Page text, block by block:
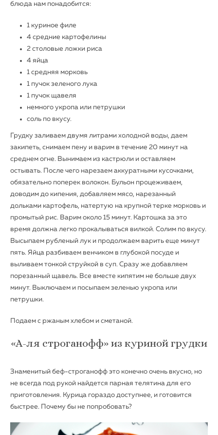
блюда нам понадобится:
1 куриное филе
4 средние картофелины
2 столовые ложки риса
4 яйца
1 средняя морковь
1 пучок зеленого лука
1 пучок щавеля
немного укропа или петрушки
соль по вкусу.
Грудку заливаем двумя литрами холодной воды, даем
закипеть, снимаем пену и варим в течение 20 минут на
среднем огне. Вынимаем из кастрюли и оставляем
остывать. После чего нарезаем аккуратными кусочками,
обязательно поперек волокон. Бульон процеживаем,
доводим до кипения, добавляем мясо, нарезанный
дольками картофель, натертую на крупной терке морковь и
промытый рис. Варим около 15 минут. Картошка за это
время должна легко прокалываться вилкой. Солим по вкусу.
Высыпаем рубленый лук и продолжаем варить еще минут
пять. Яйца разбиваем венчиком в глубокой посуде и
выливаем тонкой струйкой в суп. Сразу же добавляем
порезанный щавель. Все вместе кипятим не больше двух
минут. Выключаем и посыпаем зеленью укропа или
петрушки.
Подаем с ржаным хлебом и сметаной.
«А-ля строганофф» из куриной грудки
Знаменитый беф-строганофф это конечно очень вкусно, но
не всегда под рукой найдется парная телятина для его
приготовления. Курица гораздо доступнее, и готовится
быстрее. Почему бы не попробовать?